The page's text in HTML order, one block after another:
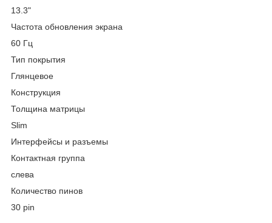
13.3"
Частота обновления экрана
60 Гц
Тип покрытия
Глянцевое
Конструкция
Толщина матрицы
Slim
Интерфейсы и разъемы
Контактная группа
слева
Количество пинов
30 pin